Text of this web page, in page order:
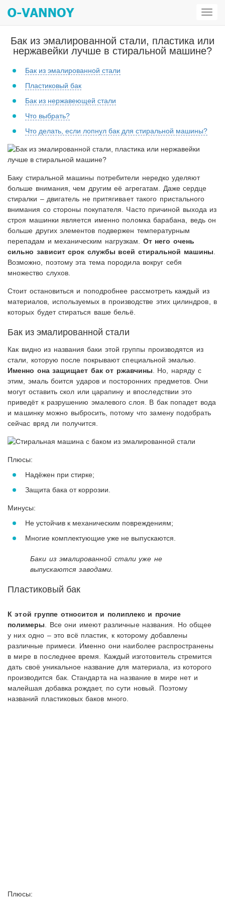
Бак из эмалированной стали, пластика или
нержавейки лучше в стиральной машине?
Бак из эмалированной стали
Пластиковый бак
Бак из нержавеющей стали
Что выбрать?
Что делать, если лопнул бак для стиральной машины?
Баку стиральной машины потребители нередко уделяют
больше внимания, чем другим её агрегатам. Даже сердце
стиралки – двигатель не притягивает такого пристального
внимания со стороны покупателя. Часто причиной выхода из
строя машинки является именно поломка барабана, ведь он
больше других элементов подвержен температурным
перепадам и механическим нагрузкам. От него очень
сильно зависит срок службы всей стиральной машины
Возможно, поэтому эта тема породила вокруг себя
множество слухов.
Стоит остановиться и поподробнее рассмотреть каждый из
материалов, используемых в производстве этих цилиндров, в
которых будет стираться ваше бельё.
Бак из эмалированной стали
Как видно из названия баки этой группы производятся из
стали, которую после покрывают специальной эмалью.
Именно она защищает бак от ржавчины . Но, наряду с
этим, эмаль боится ударов и посторонних предметов. Они
могут оставить скол или царапину и впоследствии это
приведёт к разрушению эмалевого слоя. В бак попадет вода
и машинку можно выбросить, потому что замену подобрать
сейчас вряд ли получится.
Плюсы:
Надёжен при стирке;
Защита бака от коррозии.
Минусы:
Не устойчив к механическим повреждениям;
Многие комплектующие уже не выпускаются.
Баки из эмалированной стали уже не
выпускаются заводами.
Пластиковый бак
К этой группе относится и полиплекс и прочие
полимеры . Все они имеют различные названия. Но общее
у них одно – это всё пластик, к которому добавлены
различные примеси. Именно они наиболее распространены
в мире в последнее время. Каждый изготовитель стремится
дать своё уникальное название для материала, из которого
производится бак. Стандарта на название в мире нет и
малейшая добавка рождает, по сути новый. Поэтому
названий пластиковых баков много.
Плюсы: